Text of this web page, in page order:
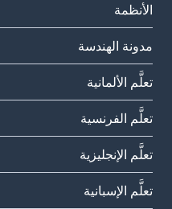
الأنظمة
مدونة الهندسة
تعلَّم الألمانية
تعلَّم الفرنسية
تعلَّم الإنجليزية
تعلَّم الإسبانية